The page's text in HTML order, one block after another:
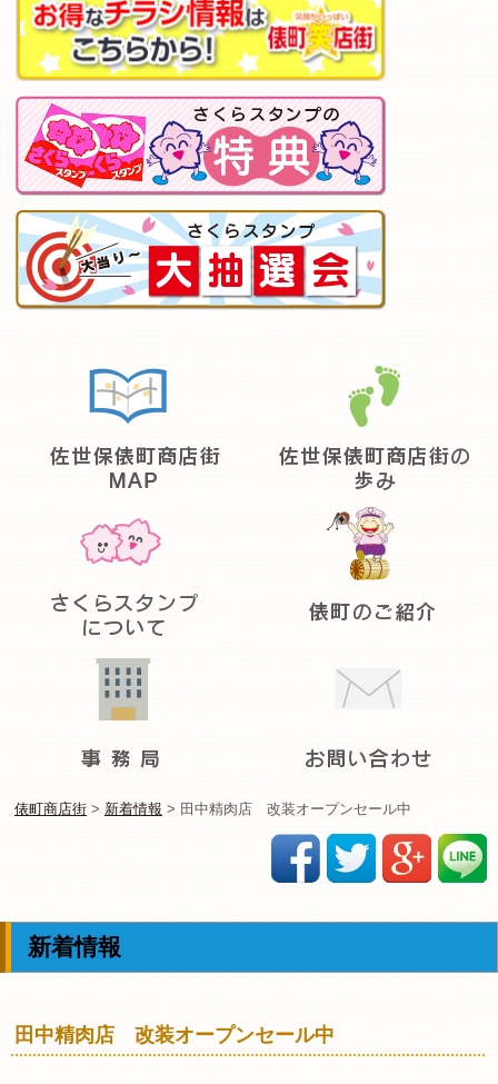
俵町商店街 > 新着情報 > 田中精肉店 改装オープンセール中
新着情報
田中精肉店 改装オープンセール中